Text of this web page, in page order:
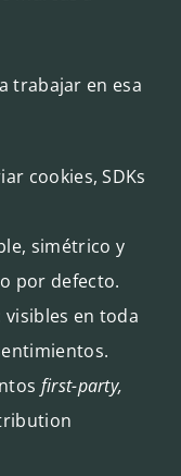
trabajar en esa
cookies, SDKs
simétrico y
por defecto.
en toda
first-party,